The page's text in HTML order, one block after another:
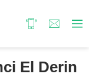
El Derin